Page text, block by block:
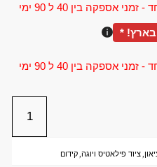
פריט בהזמנה מיוחדת במחיר מיוחד - זמני אספקה בין 40 ל 90 ימי
בארץ! *
פריט בהזמנה מיוחדת במחיר מיוחד - זמני אספקה בין 40 ל 90 ימי
,ציוד פילאטיס ויוגה,קידום